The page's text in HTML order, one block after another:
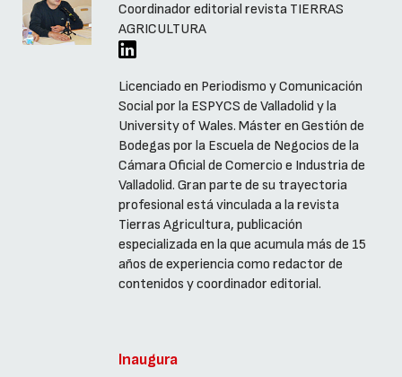
Coordinador editorial revista TIERRAS
AGRICULTURA
Licenciado en Periodismo y Comunicación
Social por la ESPYCS de Valladolid y la
University of Wales. Máster en Gestión de
Bodegas por la Escuela de Negocios de la
Cámara Oficial de Comercio e Industria de
Valladolid. Gran parte de su trayectoria
profesional está vinculada a la revista
Tierras Agricultura, publicación
especializada en la que acumula más de 15
años de experiencia como redactor de
contenidos y coordinador editorial.
Inaugura